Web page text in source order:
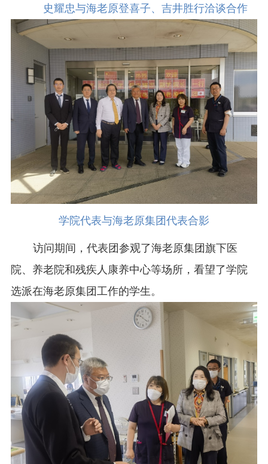
史耀忠与海老原登喜子、吉井胜行洽谈合作
学院代表与海老原集团代表合影
访问期间，代表团参观了海老原集团旗下医
院、养老院和残疾人康养中心等场所，看望了学院
选派在海老原集团工作的学生。